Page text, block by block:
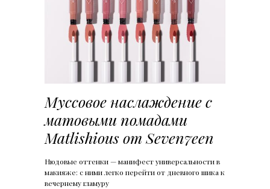
Муссовое наслаждение с
матовыми помадами
Matlishious от Seven7een
Нюдовые оттенки — манифест универсальности в
макияже: с ними легко перейти от дневного шика к
вечернему гламуру